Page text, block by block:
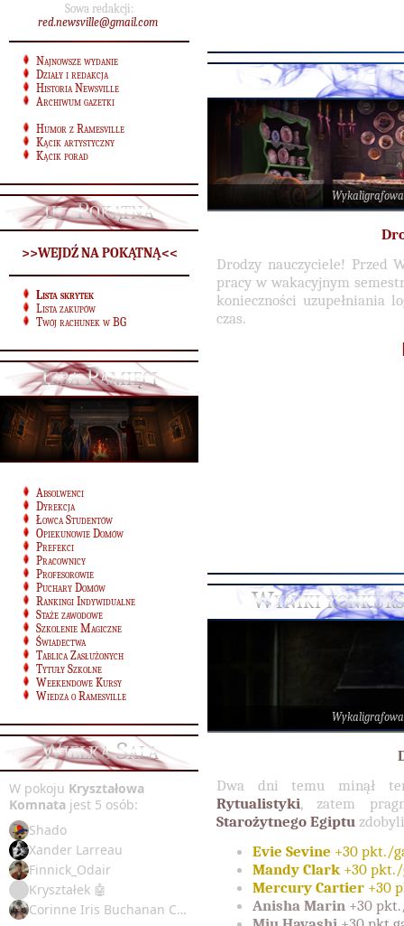
Sowa redakcji:
red.newsville@gmail.com
Najnowsze wydanie
Działy i redakcja
Historia Newsville
Archiwum gazetki
Humor z Ramesville
Kącik artystyczny
Kącik porad
ul. Pokątna
>>WEJDŹ NA POKĄTNĄ<<
Lista skrytek
Lista zakupów
Twój rachunek w BG
Izba Pamięci
Absolwenci
Dyrekcja
Łowca Studentów
Opiekunowie Domów
Prefekci
Pracownicy
Profesorowie
Puchary Domów
Rankingi Indywidualne
Staże zawodowe
Szkolenie Magiczne
Świadectwa
Tablica Zasłużonych
Tytuły Szkolne
Weekendowe Kursy
Wiedza o Ramesville
Wielka Sala
W pokoju Kryształowa
Komnata jest 5 osób:
Shado
Xander Larreau
Finnick_Odair
Kryształek 🤖
Corinne Iris Buchanan Coltrane
Drodzy nauczyciele! Przed
pracy w wakacyjnym
konieczności uzupełniania
czas.
Wyniki
Dwa dni temu minął
Rytualistyki, zatem
Starożytnego Egiptu
Evie Sevine +30 pkt./
Mandy Clark +30
Mercury Cartier +30
Anisha Marin +30